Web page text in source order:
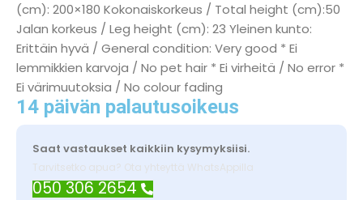
(cm): 200×180 Kokonaiskorkeus / Total height (cm):50
Jalan korkeus / Leg height (cm): 23 Yleinen kunto:
Erittäin hyvä / General condition: Very good * Ei
lemmikkien karvoja / No pet hair * Ei virheitä / No error *
Ei värimuutoksia / No colour fading
14 päivän palautusoikeus
Saat vastaukset kaikkiin kysymyksiisi.
Tarvitsetko apua? Ota yhteyttä WhatsAppilla
050 306 2654